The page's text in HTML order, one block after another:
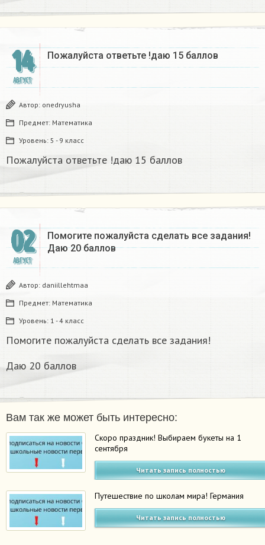
14
АВГУСТ
Пожалуйста ответьте !даю 15 баллов
Автор: onedryusha
Предмет: Математика
Уровень: 5 - 9 класс
Пожалуйста ответьте !даю 15 баллов
02
АВГУСТ
Помогите пожалуйста сделать все задания!
Даю 20 баллов
Автор: daniillehtmaa
Предмет: Математика
Уровень: 1 - 4 класс
Помогите пожалуйста сделать все задания!
Даю 20 баллов
Вам так же может быть интересно:
Скоро праздник! Выбираем букеты на 1
сентября
Читать запись полностью
Путешествие по школам мира! Германия
Читать запись полностью